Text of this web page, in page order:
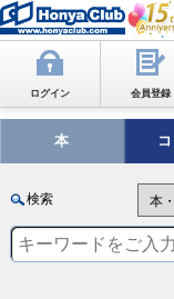
ログイン 会員登録
本
検索